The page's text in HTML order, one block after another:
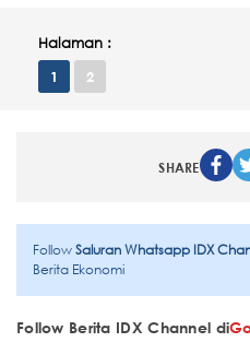
Halaman :
1 2
SHARE
FollowSaluran Whatsapp IDX
Berita Ekonomi
Follow Berita IDX Channel di